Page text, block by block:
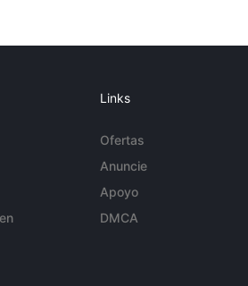
Links
Ofertas
Anuncie
Apoyo
DMCA